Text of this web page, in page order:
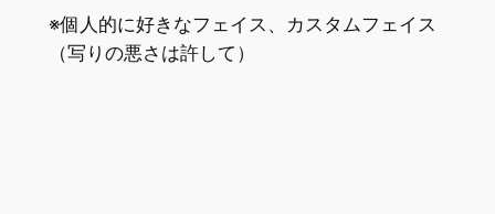
※個人的に好きなフェイス、カスタムフェイス
（写りの悪さは許して）